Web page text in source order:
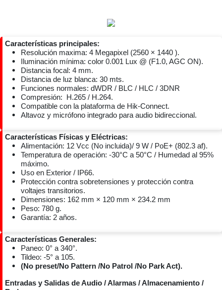
Características principales:
Resolución maxima: 4 Megapixel (2560 × 1440 ).
Iluminación mínima: color 0.001 Lux @ (F1.0, AGC ON).
Distancia focal: 4 mm.
Distancia de luz blanca: 30 mts.
Funciones normales: dWDR / BLC / HLC / 3DNR
​Compresión: H.265 / H.264.
​Compatible con la plataforma de Hik-Connect.
Altavoz y micrófono integrado para audio bidireccional.
Características Físicas y Eléctricas:
Alimentación: 12 Vcc (No incluida)/ 9 W / PoE+ (802.3 af).
Temperatura de operación: -30°C a 50°C / Humedad al 95%
máximo.
Uso en Exterior / IP66.
​Protección contra sobretensiones y protección contra
voltajes transitorios.
Dimensiones: 162 mm × 120 mm × 234.2 mm
Peso: 780 g.
​Garantía: 2 años.
Características Generales:
Paneo: 0° a 340°.
Tildeo: -5° a 105.
(No preset/No Pattern /No Patrol /No Park Act).
Entradas y Salidas de Audio / Alarmas / Almacenamiento /